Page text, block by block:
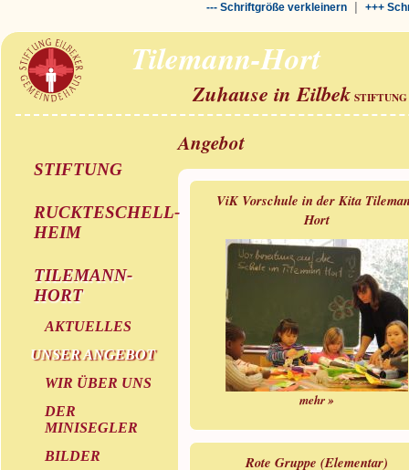
--- Schriftgröße verkleinern| +++
Tilemann-Hort
Zuhause in Eilbek
STIFTUNG
RUCKTESCHELL-
HEIM
TILEMANN-
HORT
AKTUELLES
UNSER ANGEBOT
WIR ÜBER UNS
DER
MINISEGLER
BILDER
Angebot
ViK Vorschule in der Kita
Hort
mehr »
Rote Gruppe (Elementar)